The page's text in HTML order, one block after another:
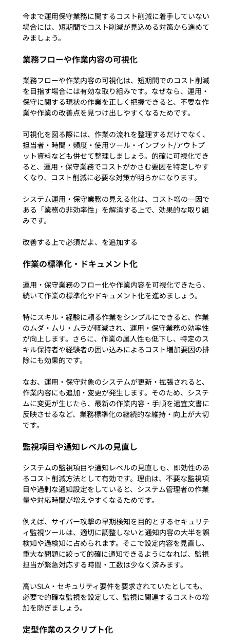
今まで運用保守業務に関するコスト削減に着手していない
場合には、短期間でコスト削減が見込める対策から進めて
業務フローや作業内容の可視化
業務フローや作業内容の可視化は、短期間でのコスト削減
を目指す場合には有効な取り組みです。なぜなら、運用・
保守に関する現状の作業を正しく把握できると、不要な作
業や作業の改善点を見つけ出しやすくなるためです。
可視化を図る際には、作業の流れを整理するだけでなく、
担当者・時間・頻度・使用ツール・インプット/アウトプ
ット資料なども併せて整理しましょう。的確に可視化でき
ると、運用・保守業務でコストがかさむ要因を特定しやす
くなり、コスト削減に必要な対策が明らかになります。
システム運用・保守業務の見える化は、コスト増の一因で
ある「業務の非効率性」を解消する上で、効果的な取り組
みです。
作業の標準化・ドキュメント化
運用・保守業務のフロー化や作業内容を可視化できたら、
続いて作業の標準化やドキュメント化を進めましょう。
特にスキル・経験に頼る作業をシンプルにできると、作業
のムダ・ムリ・ムラが軽減され、運用・保守業務の効率性
が向上します。さらに、作業の属人性も低下し、特定のス
キル保持者や経験者の囲い込みによるコスト増加要因の排
除にも効果的です。
なお、運用・保守対象のシステムが更新・拡張されると、
作業内容にも追加・変更が発生します。そのため、システ
ムに変更が生じたら、最新の作業内容・手順を適宜文書に
反映させるなど、業務標準化の継続的な維持・向上が大切
監視項目や通知レベルの見直し
システムの監視項目や通知レベルの見直しも、即効性のあ
るコスト削減方法として有効です。理由は、不要な監視項
目や過剰な通知設定をしていると、システム管理者の作業
量や対応時間が増えやすくなるためです。
例えば、サイバー攻撃の早期検知を目的とするセキュリテ
ィ監視ツールは、適切に調整しないと通知内容の大半を誤
検知や過検知に占められます。そこで設定内容を見直し、
重大な問題に絞って的確に通知できるようになれば、監視
担当が緊急対応する時間・工数は少なく済みます。
高いSLA・セキュリティ要件を要求されていたとしても、
必要で的確な監視を設定して、監視に関連するコストの増
定型作業のスクリプト化